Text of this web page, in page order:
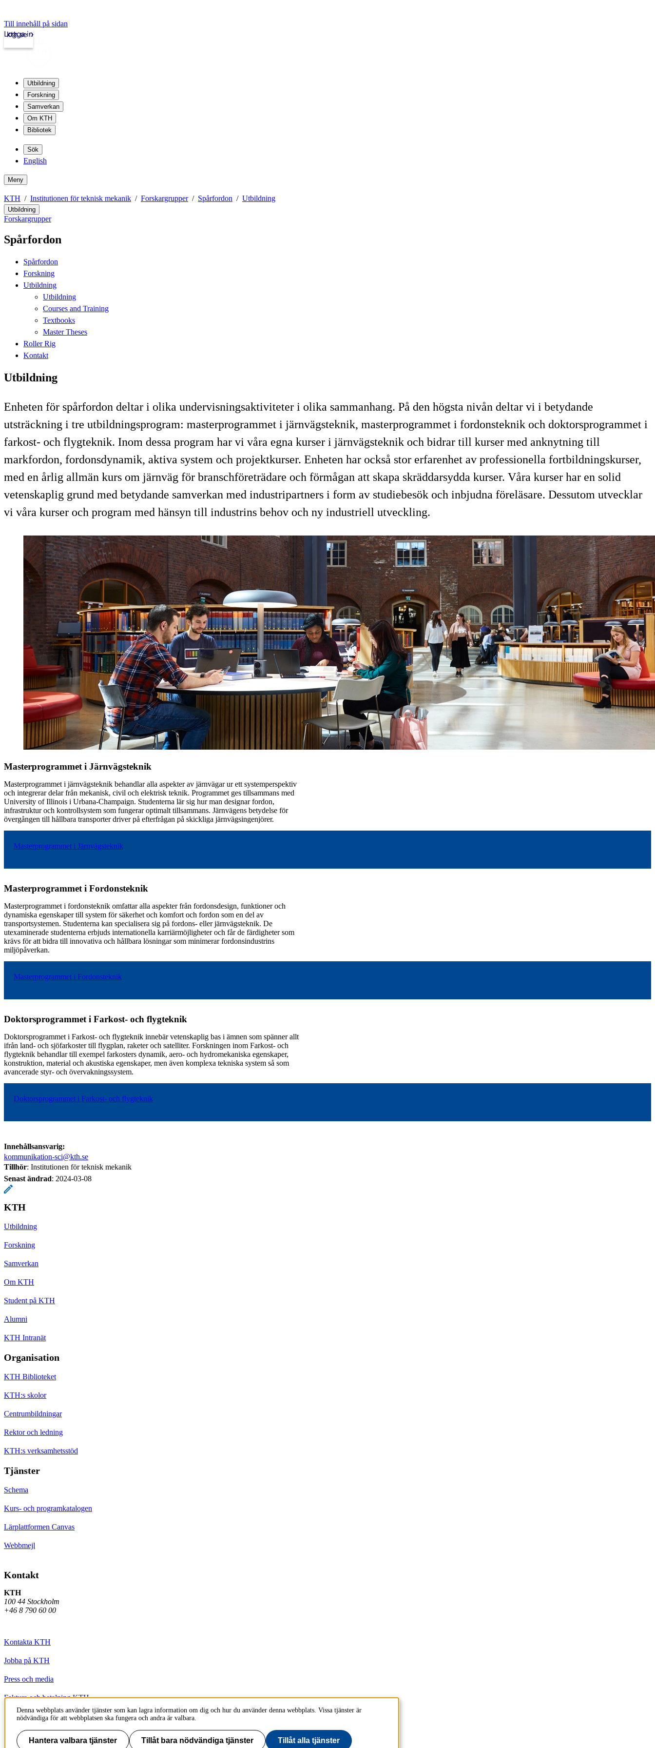
Till innehåll på sidan
kth.se
Logga in
Utbildning
Forskning
Samverkan
Om KTH
Bibliotek
Sök
English
Meny
KTH Institutionen för teknisk mekanik Forskargrupper Spårfordon Utbildning
Utbildning
Forskargrupper
Spårfordon
Spårfordon
Forskning
Utbildning
Utbildning
Courses and Training
Textbooks
Master Theses
Roller Rig
Kontakt
Utbildning
Enheten för spårfordon deltar i olika undervisningsaktiviteter i olika sammanhang. På den högsta nivån deltar vi i betydande
utsträckning i tre utbildningsprogram: masterprogrammet i järnvägsteknik, masterprogrammet i fordonsteknik och doktorsprogrammet i
farkost- och flygteknik. Inom dessa program har vi våra egna kurser i järnvägsteknik och bidrar till kurser med anknytning till
markfordon, fordonsdynamik, aktiva system och projektkurser. Enheten har också stor erfarenhet av professionella fortbildningskurser,
med en årlig allmän kurs om järnväg för branschföreträdare och förmågan att skapa skräddarsydda kurser. Våra kurser har en solid
vetenskaplig grund med betydande samverkan med industripartners i form av studiebesök och inbjudna föreläsare. Dessutom utvecklar
vi våra kurser och program med hänsyn till industrins behov och ny industriell utveckling.
Masterprogrammet i Järnvägsteknik
Masterprogrammet i järnvägsteknik behandlar alla aspekter av järnvägar ur ett systemperspektiv
och integrerar delar från mekanisk, civil och elektrisk teknik. Programmet ges tillsammans med
University of Illinois i Urbana-Champaign. Studenterna lär sig hur man designar fordon,
infrastruktur och kontrollsystem som fungerar optimalt tillsammans. Järnvägens betydelse för
övergången till hållbara transporter driver på efterfrågan på skickliga järnvägsingenjörer.
Masterprogrammet i Järnvägsteknik
Masterprogrammet i Fordonsteknik
Masterprogrammet i fordonsteknik omfattar alla aspekter från fordonsdesign, funktioner och
dynamiska egenskaper till system för säkerhet och komfort och fordon som en del av
transportsystemen. Studenterna kan specialisera sig på fordons- eller järnvägsteknik. De
utexaminerade studenterna erbjuds internationella karriärmöjligheter och får de färdigheter som
krävs för att bidra till innovativa och hållbara lösningar som minimerar fordonsindustrins
miljöpåverkan.
Masterprogrammet i Fordonsteknik
Doktorsprogrammet i Farkost- och flygteknik
Doktorsprogrammet i Farkost- och flygteknik innebär vetenskaplig bas i ämnen som spänner allt
ifrån land- och sjöfarkoster till flygplan, raketer och satelliter. Forskningen inom Farkost- och
flygteknik behandlar till exempel farkosters dynamik, aero- och hydromekaniska egenskaper,
konstruktion, material och akustiska egenskaper, men även komplexa tekniska system så som
avancerade styr- och övervakningssystem.
Doktorsprogrammet i Farkost- och flygteknik
Innehållsansvarig:
kommunikation-sci@kth.se
Tillhör: Institutionen för teknisk mekanik
Senast ändrad: 2024-03-08
KTH
Utbildning
Forskning
Samverkan
Om KTH
Student på KTH
Alumni
KTH Intranät
Organisation
KTH Biblioteket
KTH:s skolor
Centrumbildningar
Rektor och ledning
KTH:s verksamhetsstöd
Tjänster
Schema
Kurs- och programkatalogen
Lärplattformen Canvas
Webbmejl
Kontakt
KTH
100 44 Stockholm
+46 8 790 60 00
Kontakta KTH
Jobba på KTH
Press och media
Faktura och betalning KTH
Om KTH:s webbplatser
Tillgänglighetsredogörelse
Denna webbplats använder tjänster som kan lagra information om dig och hur du använder denna webbplats. Vissa tjänster är
nödvändiga för att webbplatsen ska fungera och andra är valbara.
Hantera valbara tjänster Tillåt bara nödvändiga tjänster Tillåt alla tjänster